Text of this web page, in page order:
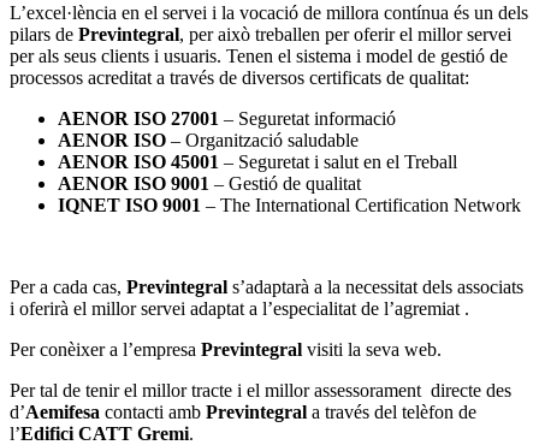
L’excel·lència en el servei i la vocació de millora contínua és un dels
pilars de Previntegral, per això treballen per oferir el millor servei
per als seus clients i usuaris. Tenen el sistema i model de gestió de
processos acreditat a través de diversos certificats de qualitat:
AENOR ISO 27001 – Seguretat informació
AENOR ISO – Organització saludable
AENOR ISO 45001 – Seguretat i salut en el Treball
AENOR ISO 9001 – Gestió de qualitat
IQNET ISO 9001 – The International Certification Network
Per a cada cas, Previntegral s’adaptarà a la necessitat dels associats
i oferirà el millor servei adaptat a l’especialitat de l’agremiat .
Per conèixer a l’empresa Previntegral visiti la seva web.
Per tal de tenir el millor tracte i el millor assessorament directe des
d’Aemifesa contacti amb Previntegral a través del telèfon de
l’Edifici CATT Gremi.